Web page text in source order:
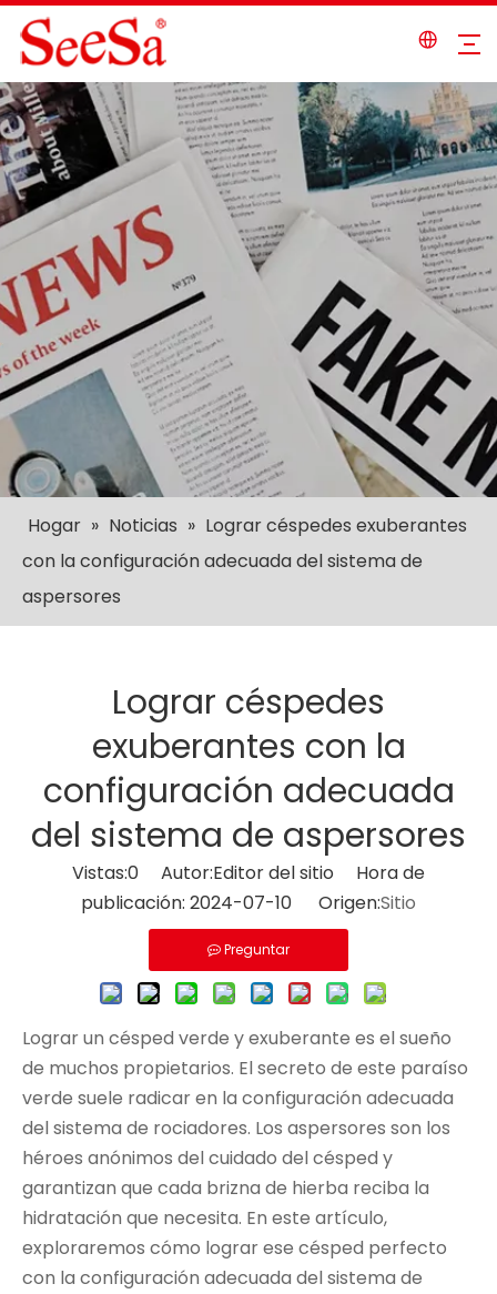
Hogar » Noticias » Lograr céspedes exuberantes
con la configuración adecuada del sistema de
aspersores
Lograr céspedes
exuberantes con la
configuración adecuada
del sistema de aspersores
Vistas:0 Autor:Editor del sitio Hora de
publicación: 2024-07-10 Origen:Sitio
Preguntar
Lograr un césped verde y exuberante es el sueño
de muchos propietarios. El secreto de este paraíso
verde suele radicar en la configuración adecuada
del sistema de rociadores. Los aspersores son los
héroes anónimos del cuidado del césped y
garantizan que cada brizna de hierba reciba la
hidratación que necesita. En este artículo,
exploraremos cómo lograr ese césped perfecto
con la configuración adecuada del sistema de